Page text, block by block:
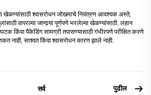
खेळण्यांसाठी श्वासरोधन जोखमाचे नियंत्रण आवश्यक अस्ते,
वापरल्या जाणार्‍या पूर्णपणे भरलेल्या खेळण्यांसाठी. लहान
किंवा पैकेडिंग सामग्री तपासण्यासाठी गंभीरपणे परीक्षित करणे
साश्वत किंवा श्वासरोधन कारण झाले नाही.
सर्व पुढील